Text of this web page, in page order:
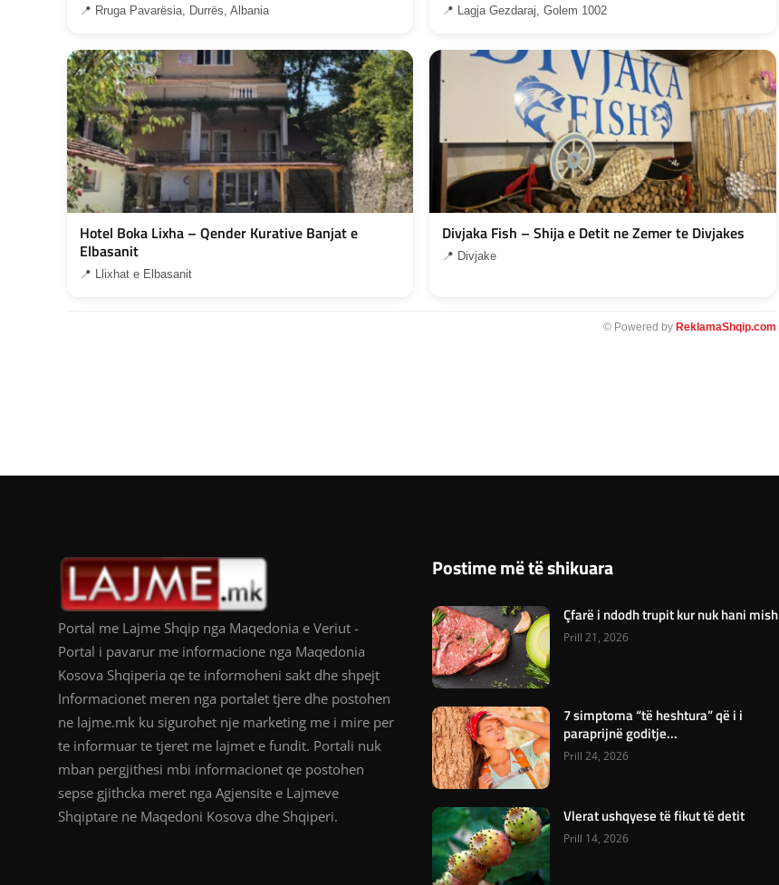
📍 Rruga Pavarësia, Durrës, Albania 📍 Lagja Gezdaraj, Golem 1002
Hotel Boka Lixha – Qender Kurative Banjat e
Elbasanit
📍 Llixhat e Elbasanit
Divjaka Fish – Shija e Detit ne Zemer te Divjakes
📍 Divjake
© Powered by ReklamaShqip.com
Portal me Lajme Shqip nga Maqedonia e Veriut -
Portal i pavarur me informacione nga Maqedonia
Kosova Shqiperia qe te informoheni sakt dhe shpejt
Informacionet meren nga portalet tjere dhe postohen
ne lajme.mk ku sigurohet nje marketing me i mire per
te informuar te tjeret me lajmet e fundit. Portali nuk
mban pergjithesi mbi informacionet qe postohen
sepse gjithcka meret nga Agjensite e Lajmeve
Shqiptare ne Maqedoni Kosova dhe Shqiperi.
Postime më të shikuara
Çfarë i ndodh trupit kur nuk hani mish
Prill 21, 2026
7 simptoma “të heshtura” që i i
paraprijnë goditje...
Prill 24, 2026
Vlerat ushqyese të fikut të detit
Prill 14, 2026